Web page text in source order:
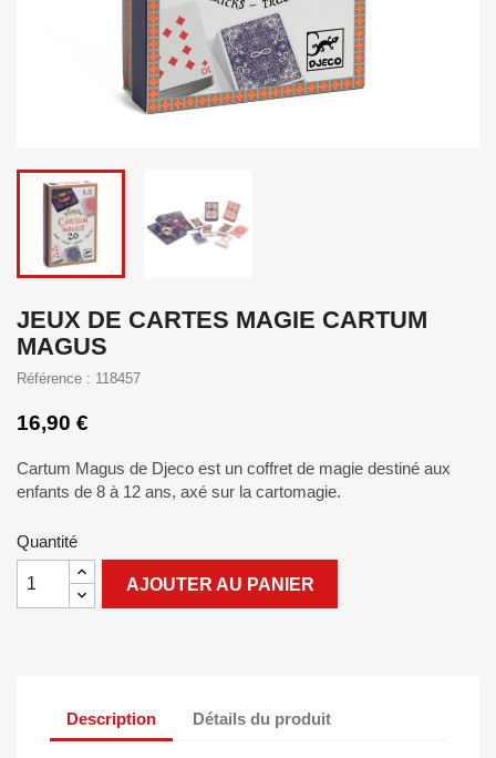
JEUX DE CARTES MAGIE CARTUM
MAGUS
Référence : 118457
16,90 €
Cartum Magus de Djeco est un coffret de magie destiné aux
enfants de 8 à 12 ans, axé sur la cartomagie.
Quantité
AJOUTER AU PANIER
Description Détails du produit